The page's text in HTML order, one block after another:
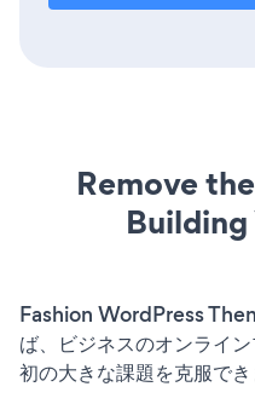
Remove
Building
Fashion WordPress
ば、ビジネスのオンライ
初の大きな課題を克服で